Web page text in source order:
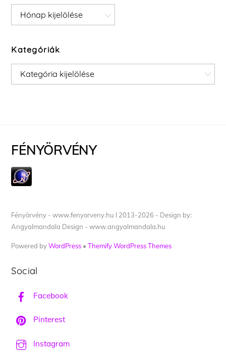
Archívum
Kategóriák
Kategóriák
FÉNYÖRVÉNY
Fényörvény - www.fenyorveny.hu I 2013-2026 - Design by:
Angyalmandala Design - www.angyalmandala.hu
Powered byWordPress •Themify WordPress Themes
Social
Facebook
Pinterest
Instagram